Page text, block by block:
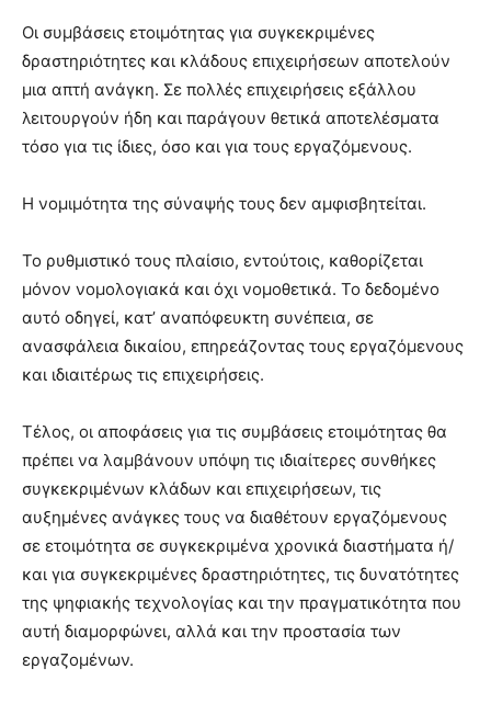
Οι συμβάσεις ετοιμότητας για συγκεκριμένες
δραστηριότητες και κλάδους επιχειρήσεων αποτελούν
μια απτή ανάγκη. Σε πολλές επιχειρήσεις εξάλλου
λειτουργούν ήδη και παράγουν θετικά αποτελέσματα
τόσο για τις ίδιες, όσο και για τους εργαζόμενους.
Η νομιμότητα της σύναψής τους δεν αμφισβητείται.
Το ρυθμιστικό τους πλαίσιο, εντούτοις, καθορίζεται
μόνον νομολογιακά και όχι νομοθετικά. Το δεδομένο
αυτό οδηγεί, κατ’ αναπόφευκτη συνέπεια, σε
ανασφάλεια δικαίου, επηρεάζοντας τους εργαζόμενους
και ιδιαιτέρως τις επιχειρήσεις.
Τέλος, οι αποφάσεις για τις συμβάσεις ετοιμότητας θα
πρέπει να λαμβάνουν υπόψη τις ιδιαίτερες συνθήκες
συγκεκριμένων κλάδων και επιχειρήσεων, τις
αυξημένες ανάγκες τους να διαθέτουν εργαζόμενους
σε ετοιμότητα σε συγκεκριμένα χρονικά διαστήματα ή/
και για συγκεκριμένες δραστηριότητες, τις δυνατότητες
της ψηφιακής τεχνολογίας και την πραγματικότητα που
αυτή διαμορφώνει, αλλά και την προστασία των
εργαζομένων.